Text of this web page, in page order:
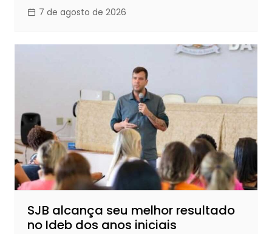
7 de agosto de 2026
SJB alcança seu melhor resultado
no Ideb dos anos iniciais